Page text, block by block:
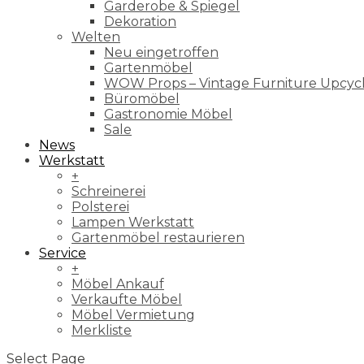
Garderobe & Spiegel
Dekoration
Welten
Neu eingetroffen
Gartenmöbel
WOW Props – Vintage Furniture
Büromöbel
Gastronomie Möbel
Sale
News
Werkstatt
+
Schreinerei
Polsterei
Lampen Werkstatt
Gartenmöbel restaurieren
Service
+
Möbel Ankauf
Verkaufte Möbel
Möbel Vermietung
Merkliste
Select Page